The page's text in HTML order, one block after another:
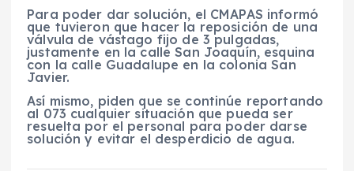
Para poder dar solución, el CMAPAS informó
que tuvieron que hacer la reposición de una
válvula de vástago fijo de 3 pulgadas,
justamente en la calle San Joaquín, esquina
con la calle Guadalupe en la colonia San
Javier.
Así mismo, piden que se continúe reportando
al 073 cualquier situación que pueda ser
resuelta por el personal para poder darse
solución y evitar el desperdicio de agua.